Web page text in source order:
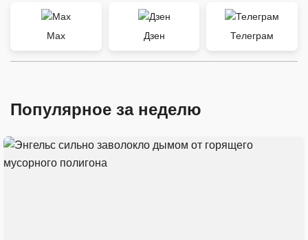
Max Дзен Телеграм
Популярное за неделю